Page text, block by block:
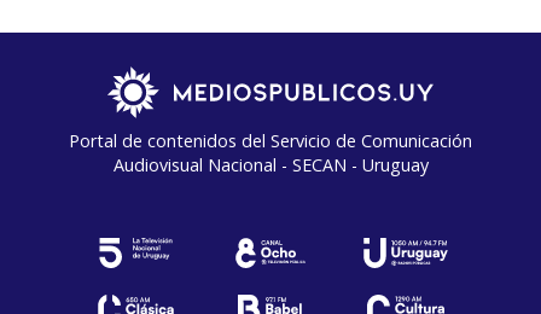
Portal de contenidos del Servicio de Comunicación
Audiovisual Nacional - SECAN - Uruguay